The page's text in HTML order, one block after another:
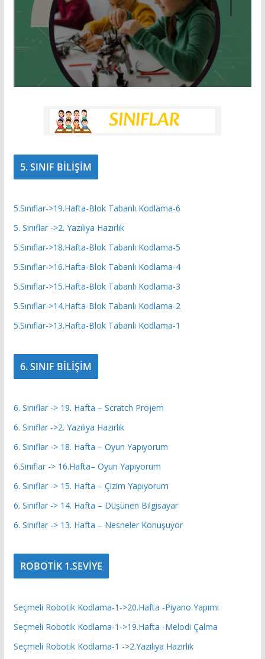
5. SINIF BİLİŞİM
5.Sınıflar->19.Hafta-Blok Tabanlı Kodlama-6
5. Sınıflar ->2. Yazılıya Hazırlık
5.Sınıflar->18.Hafta-Blok Tabanlı Kodlama-5
5.Sınıflar->16.Hafta-Blok Tabanlı Kodlama-4
5.Sınıflar->15.Hafta-Blok Tabanlı Kodlama-3
5.Sınıflar->14.Hafta-Blok Tabanlı Kodlama-2
5.Sınıflar->13.Hafta-Blok Tabanlı Kodlama-1
6. SINIF BİLİŞİM
6. Sınıflar -> 19. Hafta – Scratch Projem
6. Sınıflar ->2. Yazılıya Hazırlık
6. Sınıflar -> 18. Hafta – Oyun Yapıyorum
6.Sınıflar -> 16.Hafta– Oyun Yapıyorum
6. Sınıflar -> 15. Hafta – Çizim Yapıyorum
6. Sınıflar -> 14. Hafta – Düşünen Bilgisayar
6. Sınıflar -> 13. Hafta – Nesneler Konuşuyor
ROBOTİK 1.SEVİYE
Seçmeli Robotik Kodlama-1->20.Hafta -Piyano Yapımı
Seçmeli Robotik Kodlama-1->19.Hafta -Melodi Çalma
Seçmeli Robotik Kodlama-1 ->2.Yazılıya Hazırlık